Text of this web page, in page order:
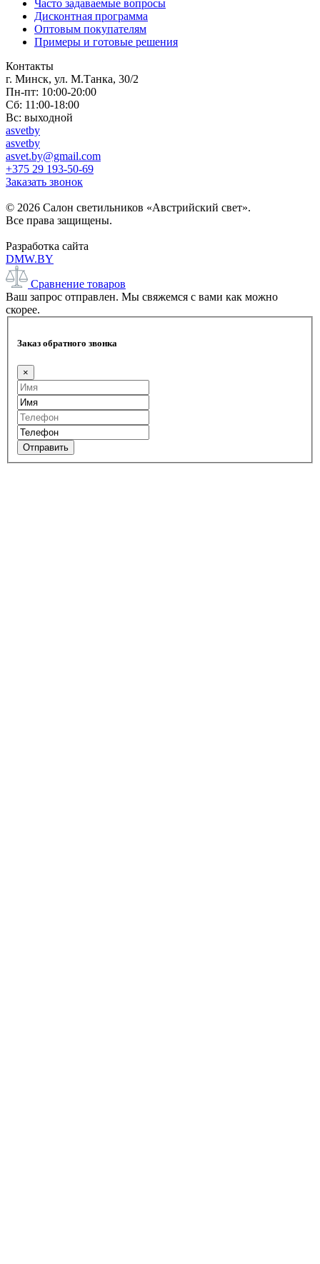
Часто задаваемые вопросы
Дисконтная программа
Оптовым покупателям
Примеры и готовые решения
Контакты
г. Минск, ул. М.Танка, 30/2
Пн-пт: 10:00-20:00
Сб: 11:00-18:00
Вс: выходной
asvetby
asvetby
asvet.by@gmail.com
+375 29 193-50-69
Заказать звонок
© 2026 Салон светильников «Австрийский свет».
Все права защищены.
Разработка сайта
DMW.BY
Сравнение товаров
Ваш запрос отправлен. Мы свяжемся с вами как можно
скорее.
Заказ обратного звонка
×
Отправить